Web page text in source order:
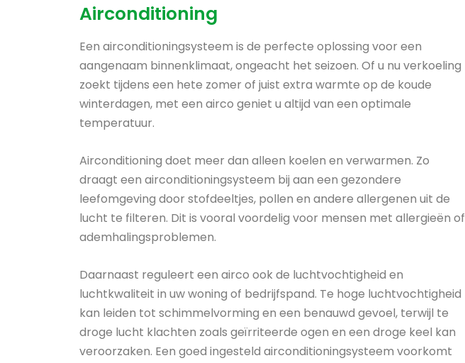
Airconditioning
Een airconditioningsysteem is de perfecte oplossing voor een
aangenaam binnenklimaat, ongeacht het seizoen. Of u nu verkoeling
zoekt tijdens een hete zomer of juist extra warmte op de koude
winterdagen, met een airco geniet u altijd van een optimale
temperatuur.
Airconditioning doet meer dan alleen koelen en verwarmen. Zo
draagt een airconditioningsysteem bij aan een gezondere
leefomgeving door stofdeeltjes, pollen en andere allergenen uit de
lucht te filteren. Dit is vooral voordelig voor mensen met allergieën of
ademhalingsproblemen.
Daarnaast reguleert een airco ook de luchtvochtigheid en
luchtkwaliteit in uw woning of bedrijfspand. Te hoge luchtvochtigheid
kan leiden tot schimmelvorming en een benauwd gevoel, terwijl te
droge lucht klachten zoals geïrriteerde ogen en een droge keel kan
veroorzaken. Een goed ingesteld airconditioningsysteem voorkomt